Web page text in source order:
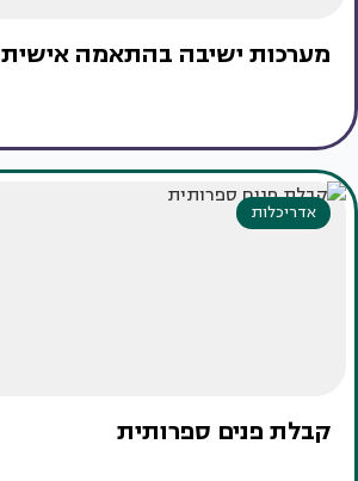
מערכות ישיבה בהתאמה אישית
אדריכלות
קבלת פנים ספרותית